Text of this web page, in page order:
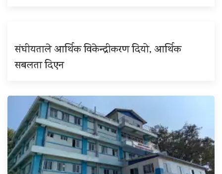
संघीयताले आर्थिक विकेन्द्रीकरण दियो, आर्थिक
सबलता दिएन